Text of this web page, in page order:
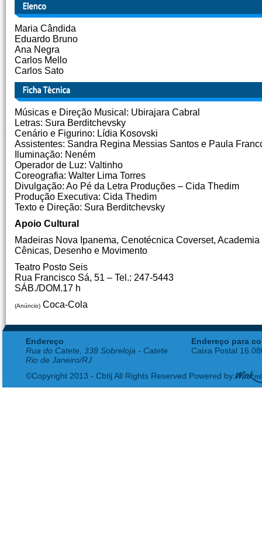
Maria Cândida
Eduardo Bruno
Ana Negra
Carlos Mello
Carlos Sato
Músicas e Direção Musical: Ubirajara Cabral
Letras: Sura Berditchevsky
Cenário e Figurino: Lídia Kosovski
Assistentes: Sandra Regina Messias Santos e Paula
Iluminação: Neném
Operador de Luz: Valtinho
Coreografia: Walter Lima Torres
Divulgação: Ao Pé da Letra Produções – Cida Thedim
Produção Executiva: Cida Thedim
Texto e Direção: Sura Berditchevsky
Apoio Cultural
Madeiras Nova Ipanema, Cenotécnica Coverset,
Cênicas, Desenho e Movimento
Teatro Posto Seis
Rua Francisco Sá, 51 – Tel.: 247-5443
SÁB./DOM.17 h
(Anúncio) Coca-Cola
Endereço
Rua do Catete, 338 Sobreloja - Catete
Rio de Janeiro/RJ
Endereço para
Caixa Postal
©Copyright 2013 - Cbtij All Rights Reserved Powered by: